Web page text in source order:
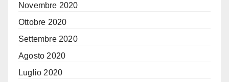
Novembre 2020
Ottobre 2020
Settembre 2020
Agosto 2020
Luglio 2020